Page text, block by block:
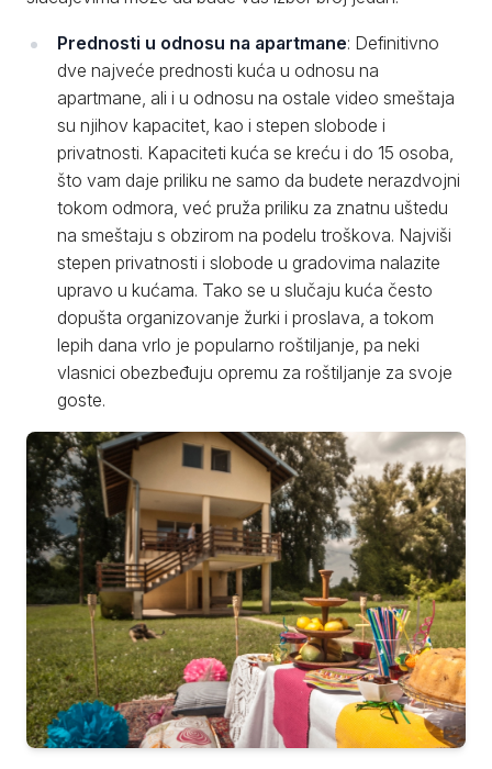
Prednosti u odnosu na apartmane: Definitivno
dve najveće prednosti kuća u odnosu na
apartmane, ali i u odnosu na ostale video smeštaja
su njihov kapacitet, kao i stepen slobode i
privatnosti. Kapaciteti kuća se kreću i do 15 osoba,
što vam daje priliku ne samo da budete nerazdvojni
tokom odmora, već pruža priliku za znatnu uštedu
na smeštaju s obzirom na podelu troškova. Najviši
stepen privatnosti i slobode u gradovima nalazite
upravo u kućama. Tako se u slučaju kuća često
dopušta organizovanje žurki i proslava, a tokom
lepih dana vrlo je popularno roštiljanje, pa neki
vlasnici obezbeđuju opremu za roštiljanje za svoje
goste.